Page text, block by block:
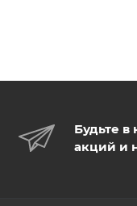
Будьте в
акций и